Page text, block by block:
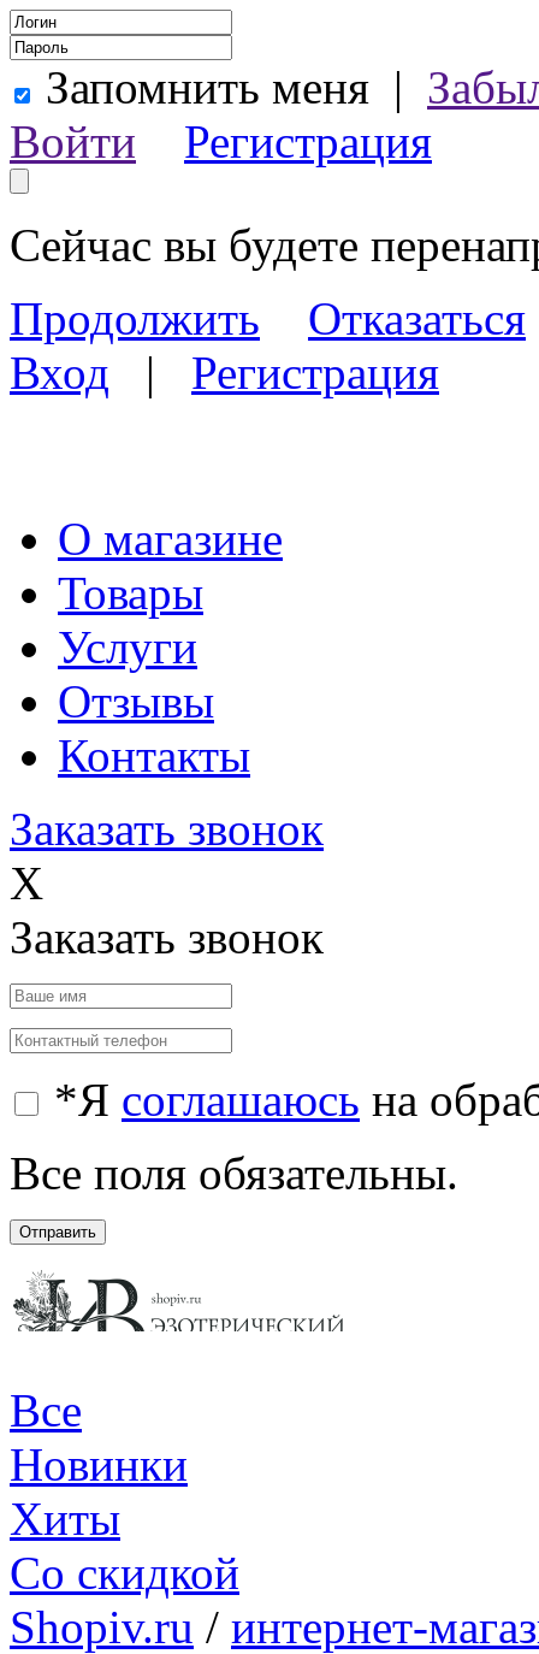
Запомнить меня |
Войти
Регистрация
Сейчас вы будете
Продолжить
Отказаться
Вход | Регистрация
О магазине
Товары
Услуги
Отзывы
Контакты
Заказать звонок
X
Заказать звонок
*Я соглашаюсь на
Все поля обязательны.
Отправить
Все
Новинки
Хиты
Со скидкой
Shopiv.ru / интернет-